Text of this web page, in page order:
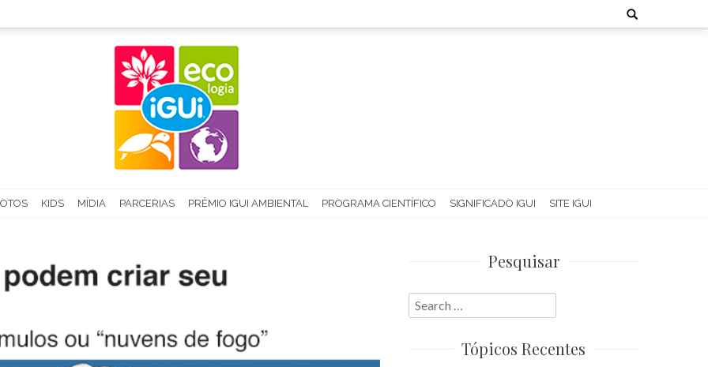
Search
for:
KIDS MÍDIA PARCERIAS PRÊMIO IGUI AMBIENTAL PROGRAMA CIENTÍFICO SIGNIFICADO IGUI SITE IGUI
Pesquisar
Search
for:
Tópicos Recentes